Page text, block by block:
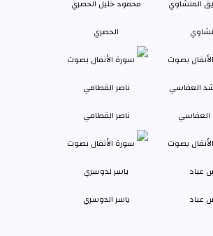
الحصري
العفاسي ناصر القطامي
عباد ياسر الدوسري